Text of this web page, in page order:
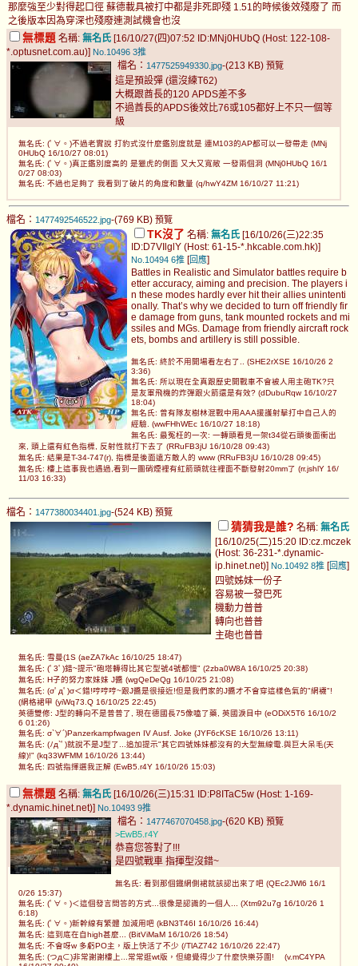
那麼強至少對得起口徑 蘇德載具被打中都是非死即殘 1.51的時候後效殘廢了 而
之後版本因為穿深也殘廢連測試機會也沒
無標題 名稱: 無名氏 [16/10/27(四)07:52 ID:MNj0HUbQ (Host: 122-108-
*.optusnet.com.au)] No.10496 3推
檔名： 1477525949330.jpg-(213 KB) 預覽
這是預設彈 (還沒練T62)
大概跟酋長的120 APDS差不多
不過酋長的APDS後效比76或105都好上不只一個等
級
無名氏: (ﾟ∀。)不過老實說 打豹式沒什麼鑑別度就是 連M103的AP都可以一發帶走 (MNj
0HUbQ 16/10/27 08:01)
無名氏: (ﾟ∀。)真正鑑別度高的 是獵虎的側面 又大又寬敞 一發兩個洞 (MNj0HUbQ 16/1
0/27 08:03)
無名氏: 不過也足夠了 我看到了破片的角度和數量 (q/hwY4ZM 16/10/27 11:21)
檔名： 1477492546522.jpg-(769 KB) 預覽
TK沒了 名稱: 無名氏 [16/10/26(三)22:35
ID:D7VIlglY (Host: 61-15-*.hkcable.com.hk)]
No.10494 6推 [回應]
Battles in Realistic and Simulator battles require b
etter accuracy, aiming and precision. The players i
n these modes hardly ever hit their allies unintenti
onally. That’s why we decided to turn off friendly fir
e damage from guns, tank mounted rockets and mi
ssiles and MGs. Damage from friendly aircraft rock
ets, bombs and artillery is still possible.
無名氏: 終於不用開場看左右了.. (SHE2rXSE 16/10/26 2
3:36)
無名氏: 所以現在全真跟歷史開戰車不會被人用主砲TK?只
是友軍飛機的炸彈跟火箭還是有效? (dDubuRqw 16/10/27
18:04)
無名氏: 曾有隊友樹林混戰中用AAA援護射擊打中自己人的
經驗. (wwFHhWEc 16/10/27 18:18)
無名氏: 最冤枉的一次: 一轉頭看見一架t34從石頭後面衝出
來, 頭上還有紅色指標, 反射性就打下去了 (RRuFB3jU 16/10/28 09:43)
無名氏: 結果是T-34-747(r), 指標是後面遠方敵人的 www (RRuFB3jU 16/10/28 09:45)
無名氏: 樓上這事我也遇過,看到一團硝煙裡有紅箭頭就往裡面不斷發射20mm了 (rr.jshlY 16/
11/03 16:33)
檔名： 1477380034401.jpg-(524 KB) 預覽
猜猜我是誰? 名稱: 無名氏
[16/10/25(二)15:20 ID:cz.mczek
(Host: 36-231-*.dynamic-
ip.hinet.net)] No.10492 8推 [回應]
四號姊妹一份子
容易被一發巴死
機動力普普
轉向也普普
主砲也普普
無名氏: 雪曼(1S (aeZA7kAc 16/10/25 18:47)
無名氏: (ﾟ3ﾟ)錯~提示"砲塔轉得比其它型號4號都慢" (2zba0W8A 16/10/25 20:38)
無名氏: H子的努力家妹妹 J醬 (wgQeDeQg 16/10/25 21:08)
無名氏: (σﾟдﾟ)σ＜錯!哼哼哼~跟J醬是很接近!但是我們家的J醬才不會穿這樣色氣的"網襪"!
(網格裙甲 (yiWq73.Q 16/10/25 22:45)
英德雙修: J型的轉向不是普普了, 現在德國長75像嗑了藥, 英國淚目中 (eODiX5T6 16/10/2
6 01:26)
無名氏: σ`∀´)Panzerkampfwagen IV Ausf. Joke (JYF6cKSE 16/10/26 13:11)
無名氏: (ﾉд`ﾟ)就說不是J型了...追加提示"其它四號姊妹都沒有的大型無線電.與巨大呆毛(天
線)!" (kq33WFMM 16/10/26 13:44)
無名氏: 四號指揮選我正解 (EwB5.r4Y 16/10/26 15:03)
無標題 名稱: 無名氏 [16/10/26(三)15:31 ID:P8ITaC5w (Host: 1-169-
*.dynamic.hinet.net)] No.10493 9推
檔名： 1477467070458.jpg-(620 KB) 預覽
>EwB5.r4Y
恭喜您答對了!!!
是四號戰車 指揮型沒錯~
無名氏: 看到那個鐵網側裙就該認出來了吧 (QEc2JWl6 16/1
0/26 15:37)
無名氏: (ﾟ∀。)＜這個發言問答的方式...很像是認識的一個人... (Xtm92u7g 16/10/26 1
6:18)
無名氏: (ﾟ∀。)新幹線有繁體 加減用吧 (kBN3T46I 16/10/26 16:44)
無名氏: 這到底在自high甚麼... (BitViMaM 16/10/26 18:54)
無名氏: 不會呀w 多虧PO主，版上快活了不少 (/TlAZ742 16/10/26 22:47)
無名氏: (つд⊂)非常謝謝樓上...常常逛wt版，但總覺得少了什麼快樂芬圍! (v.mC4YPA